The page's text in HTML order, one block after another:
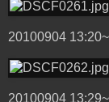
20100904
20100904